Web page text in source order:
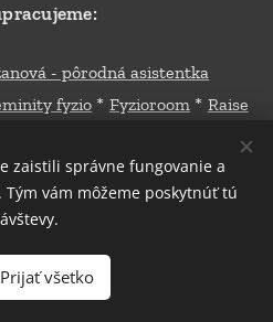
Do košíka
- pôrodná asistentka
fyzio * Fyzioroom * Raise
Majuš*Potraviny Ľubka
cyklovozíky a poradenstvo
rodiny v Trnave.
zaistili správne fungovanie a
vám môžeme poskytnúť tú
Prijať všetko